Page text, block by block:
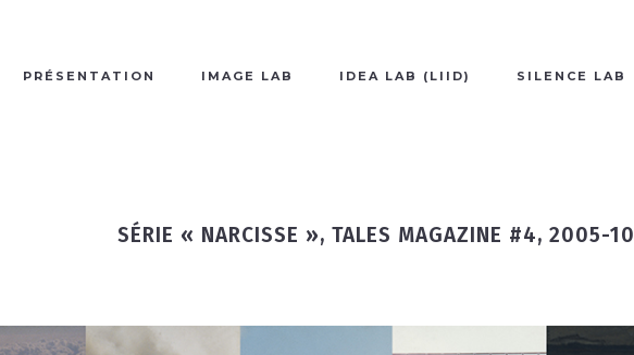
PRÉSENTATION IMAGE LAB IDEA LAB (LIID) SILENCE LAB
SÉRIE « NARCISSE », TALES MAGAZINE #4, 2005-10